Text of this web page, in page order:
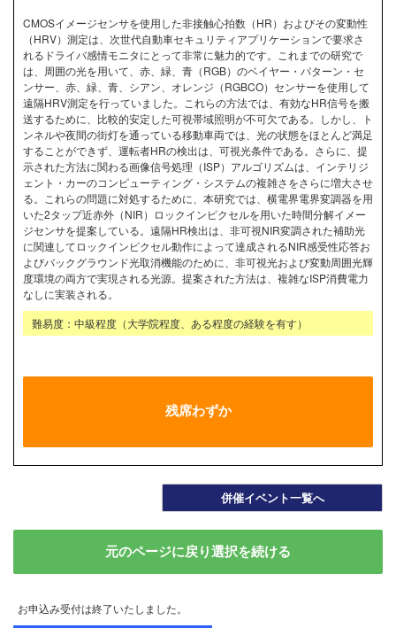
CMOSイメージセンサを使用した非接触心拍数（HR）およびその変動性
（HRV）測定は、次世代自動車セキュリティアプリケーションで要求さ
れるドライバ感情モニタにとって非常に魅力的です。これまでの研究で
は、周囲の光を用いて、赤、緑、青（RGB）のベイヤー・パターン・セ
ンサー、赤、緑、青、シアン、オレンジ（RGBCO）センサーを使用して
遠隔HRV測定を行っていました。これらの方法では、有効なHR信号を搬
送するために、比較的安定した可視帯域照明が不可欠である。しかし、ト
ンネルや夜間の街灯を通っている移動車両では、光の状態をほとんど満足
することができず、運転者HRの検出は、可視光条件である。さらに、提
示された方法に関わる画像信号処理（ISP）アルゴリズムは、インテリジ
ェント・カーのコンピューティング・システムの複雑さをさらに増大させ
る。これらの問題に対処するために、本研究では、横電界電界変調器を用
いた2タップ近赤外（NIR）ロックインピクセルを用いた時間分解イメー
ジセンサを提案している。遠隔HR検出は、非可視NIR変調された補助光
に関連してロックインピクセル動作によって達成されるNIR感受性応答お
よびバックグラウンド光取消機能のために、非可視光および変動周囲光輝
度環境の両方で実現される光源。提案された方法は、複雑なISP消費電力
なしに実装される。
難易度：中級程度（大学院程度、ある程度の経験を有す）
残席わずか
併催イベント一覧へ
元のページに戻り選択を続ける
お申込み受付は終了いたしました。